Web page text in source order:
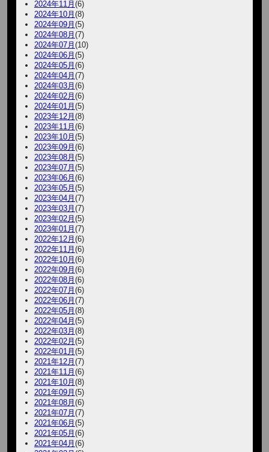
2024年11月(6)
2024年10月(8)
2024年09月(5)
2024年08月(7)
2024年07月(10)
2024年06月(5)
2024年05月(6)
2024年04月(7)
2024年03月(6)
2024年02月(6)
2024年01月(5)
2023年12月(8)
2023年11月(6)
2023年10月(5)
2023年09月(6)
2023年08月(5)
2023年07月(5)
2023年06月(6)
2023年05月(5)
2023年04月(7)
2023年03月(7)
2023年02月(5)
2023年01月(7)
2022年12月(6)
2022年11月(6)
2022年10月(6)
2022年09月(6)
2022年08月(6)
2022年07月(6)
2022年06月(7)
2022年05月(8)
2022年04月(5)
2022年03月(8)
2022年02月(5)
2022年01月(5)
2021年12月(7)
2021年11月(6)
2021年10月(8)
2021年09月(5)
2021年08月(6)
2021年07月(7)
2021年06月(5)
2021年05月(6)
2021年04月(6)